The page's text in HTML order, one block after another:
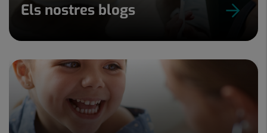
Els nostres blogs